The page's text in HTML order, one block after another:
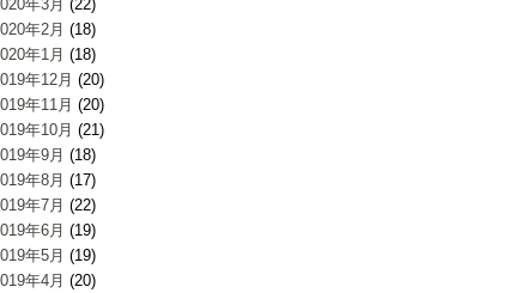
年3月 (22)
年2月 (18)
年1月 (18)
年12月 (20)
年11月 (20)
年10月 (21)
年9月 (18)
年8月 (17)
年7月 (22)
年6月 (19)
年5月 (19)
年4月 (20)